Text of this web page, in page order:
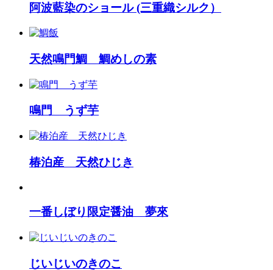
阿波藍染のショール (三重織シルク）
天然鳴門鯛 鯛めしの素
鳴門 うず芋
椿泊産 天然ひじき
一番しぼり限定醤油 夢來
じいじいのきのこ